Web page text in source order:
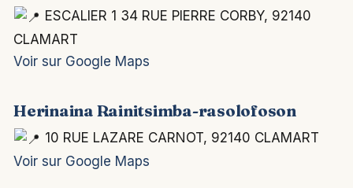
ESCALIER 1 34 RUE PIERRE CORBY, 92140
CLAMART
Voir sur Google Maps
Herinaina Rainitsimba-rasolofoson
10 RUE LAZARE CARNOT, 92140 CLAMART
Voir sur Google Maps